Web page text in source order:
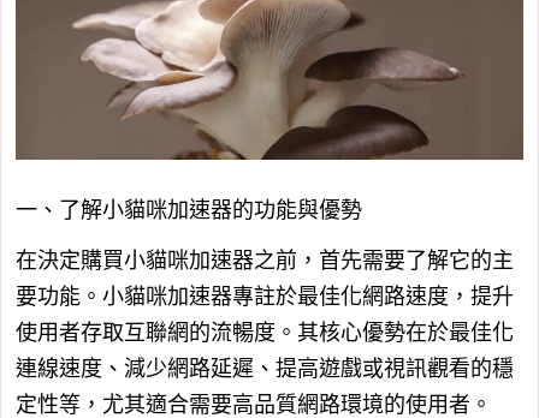
一、了解小貓咪加速器的功能與優勢
在決定購買小貓咪加速器之前，首先需要了解它的主
要功能。小貓咪加速器專註於最佳化網路速度，提升
使用者存取互聯網的流暢度。其核心優勢在於最佳化
連線速度、減少網路延遲、提高遊戲或視訊觀看的穩
定性等，尤其適合需要高品質網路環境的使用者。